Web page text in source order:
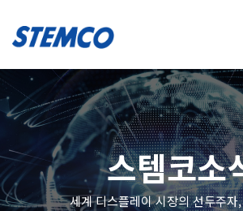
스템코소
세계 디스플레이 시장의 선두주자